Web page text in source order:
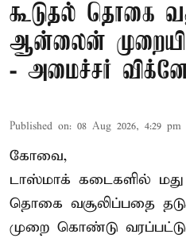
கூடுதல் தொகை
ஆன்லைன்
- அமைச்சர்
Published on: 08 Aug 2026, 4:29 pm
கோவை,
டாஸ்மாக் கடைகளில் மது
தொகை வசூலிப்பதை
முறை கொண்டு